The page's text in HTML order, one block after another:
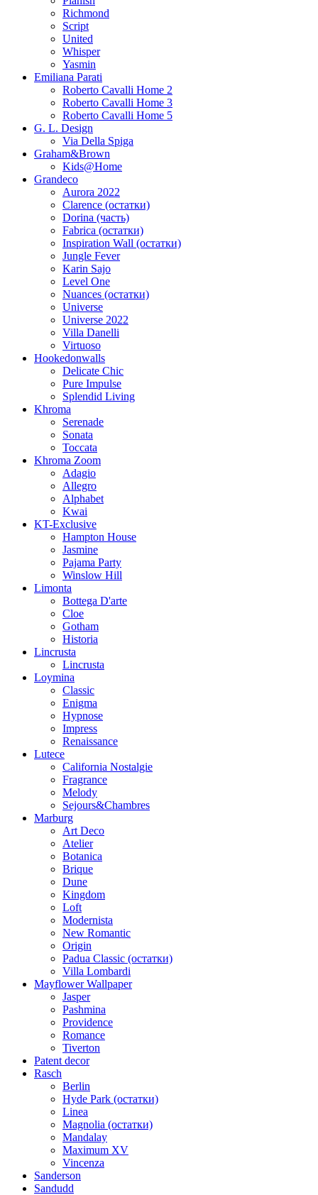
Richmond
Script
United
Whisper
Yasmin
Emiliana Parati
Roberto Cavalli Home 2
Roberto Cavalli Home 3
Roberto Cavalli Home 5
G. L. Design
Via Della Spiga
Graham&Brown
Kids@Home
Grandeco
Aurora 2022
Clarence (остатки)
Dorina (часть)
Fabrica (остатки)
Inspiration Wall (остатки)
Jungle Fever
Karin Sajo
Level One
Nuances (остатки)
Universe
Universe 2022
Villa Danelli
Virtuoso
Hookedonwalls
Delicate Chic
Pure Impulse
Splendid Living
Khroma
Serenade
Sonata
Toccata
Khroma Zoom
Adagio
Allegro
Alphabet
Kwai
KT-Exclusive
Hampton House
Jasmine
Pajama Party
Winslow Hill
Limonta
Bottega D'arte
Cloe
Gotham
Historia
Lincrusta
Lincrusta
Loymina
Classic
Enigma
Hypnose
Impress
Renaissance
Lutece
California Nostalgie
Fragrance
Melody
Sejours&Chambres
Marburg
Art Deco
Atelier
Botanica
Brique
Dune
Kingdom
Loft
Modernista
New Romantic
Origin
Padua Classic (остатки)
Villa Lombardi
Mayflower Wallpaper
Jasper
Pashmina
Providence
Romance
Tiverton
Patent decor
Rasch
Berlin
Hyde Park (остатки)
Linea
Magnolia (остатки)
Mandalay
Maximum XV
Vincenza
Sanderson
Sandudd